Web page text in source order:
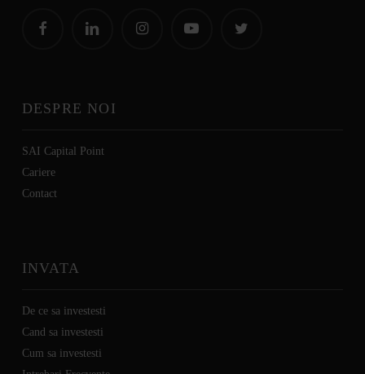
DESPRE NOI
SAI Capital Point
Cariere
Contact
INVATA
De ce sa investesti
Cand sa investesti
Cum sa investesti